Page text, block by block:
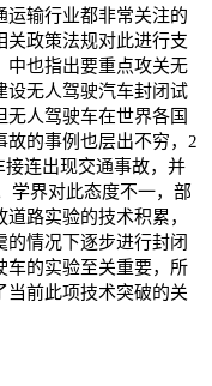
运输行业都非常关注的
关政策法规对此进行支
中也指出要重点攻关无
设无人驾驶汽车封闭试
人驾驶车在世界各国
故的事例也层出不穷，2
连出现交通事故，并
学界对此态度不一，部
路实验的技术积累，
情况下逐步进行封闭
车的实验至关重要，所
当前此项技术突破的关